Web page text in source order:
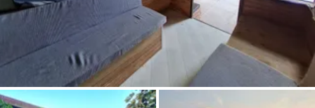
Gastgeber werden
Zelt- & Stellplätze
Unterkünfte